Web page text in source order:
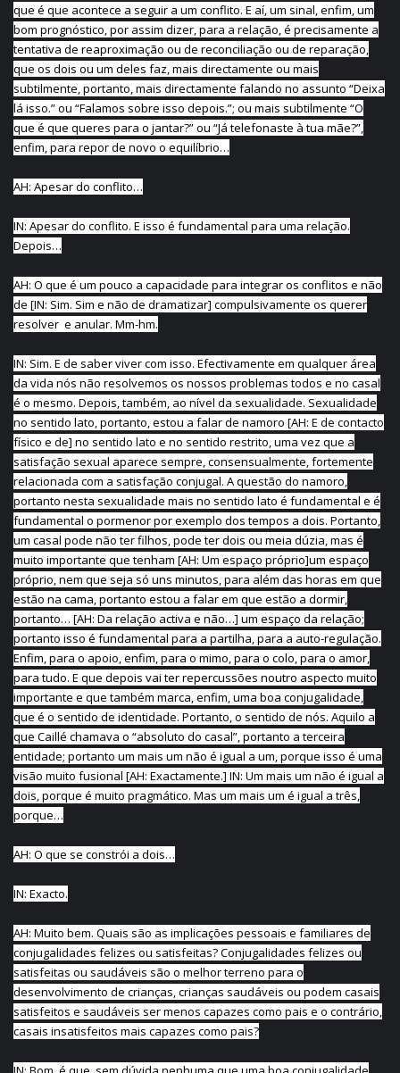
que é que acontece a seguir a um conflito. E aí, um sinal, enfim, um
bom prognóstico, por assim dizer, para a relação, é precisamente a
tentativa de reaproximação ou de reconciliação ou de reparação,
que os dois ou um deles faz, mais directamente ou mais
subtilmente, portanto, mais directamente falando no assunto “Deixa
lá isso.” ou “Falamos sobre isso depois.”; ou mais subtilmente “O
que é que queres para o jantar?” ou “Já telefonaste à tua mãe?”,
enfim, para repor de novo o equilíbrio…
AH: Apesar do conflito…
IN: Apesar do conflito. E isso é fundamental para uma relação.
Depois…
AH: O que é um pouco a capacidade para integrar os conflitos e não
de [IN: Sim. Sim e não de dramatizar] compulsivamente os querer
resolver e anular. Mm-hm.
IN: Sim. E de saber viver com isso. Efectivamente em qualquer área
da vida nós não resolvemos os nossos problemas todos e no casal
é o mesmo. Depois, também, ao nível da sexualidade. Sexualidade
no sentido lato, portanto, estou a falar de namoro [AH: E de contacto
físico e de] no sentido lato e no sentido restrito, uma vez que a
satisfação sexual aparece sempre, consensualmente, fortemente
relacionada com a satisfação conjugal. A questão do namoro,
portanto nesta sexualidade mais no sentido lato é fundamental e é
fundamental o pormenor por exemplo dos tempos a dois. Portanto,
um casal pode não ter filhos, pode ter dois ou meia dúzia, mas é
muito importante que tenham [AH: Um espaço próprio]um espaço
próprio, nem que seja só uns minutos, para além das horas em que
estão na cama, portanto estou a falar em que estão a dormir,
portanto… [AH: Da relação activa e não…] um espaço da relação;
portanto isso é fundamental para a partilha, para a auto-regulação.
Enfim, para o apoio, enfim, para o mimo, para o colo, para o amor,
para tudo. E que depois vai ter repercussões noutro aspecto muito
importante e que também marca, enfim, uma boa conjugalidade,
que é o sentido de identidade. Portanto, o sentido de nós. Aquilo a
que Caillé chamava o “absoluto do casal”, portanto a terceira
entidade; portanto um mais um não é igual a um, porque isso é uma
visão muito fusional [AH: Exactamente.] IN: Um mais um não é igual a
dois, porque é muito pragmático. Mas um mais um é igual a três,
porque…
AH: O que se constrói a dois…
IN: Exacto.
AH: Muito bem. Quais são as implicações pessoais e familiares de
conjugalidades felizes ou satisfeitas? Conjugalidades felizes ou
satisfeitas ou saudáveis são o melhor terreno para o
desenvolvimento de crianças, crianças saudáveis ou podem casais
satisfeitos e saudáveis ser menos capazes como pais e o contrário,
casais insatisfeitos mais capazes como pais?